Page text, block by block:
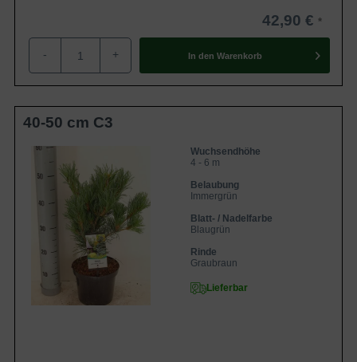
42,90 €
- + In den Warenkorb
40-50 cm C3
Wuchsendhöhe
4 - 6 m
Belaubung
Immergrün
Blatt- / Nadelfarbe
Blaugrün
Rinde
Graubraun
Lieferbar